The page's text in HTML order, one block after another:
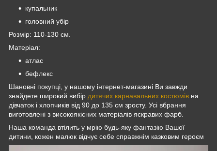
купальник
головний убір
Розмір: 110-130 см.
Матеріал:
атлас
бефлекс
Шановні покупці, у нашому інтернет-магазині Ви завжди
знайдете широкий вибір дитячих карнавальних костюмів на
дівчаток і хлопчиків від 90 до 135 см зросту. Усі вбрання
виготовлені з високоякісних матеріалів яскравих фарб.
Наша команда втілить у мрію будь-яку фантазію Вашої
дитини, кожен малюк відчує себе справжнім казковим героєм